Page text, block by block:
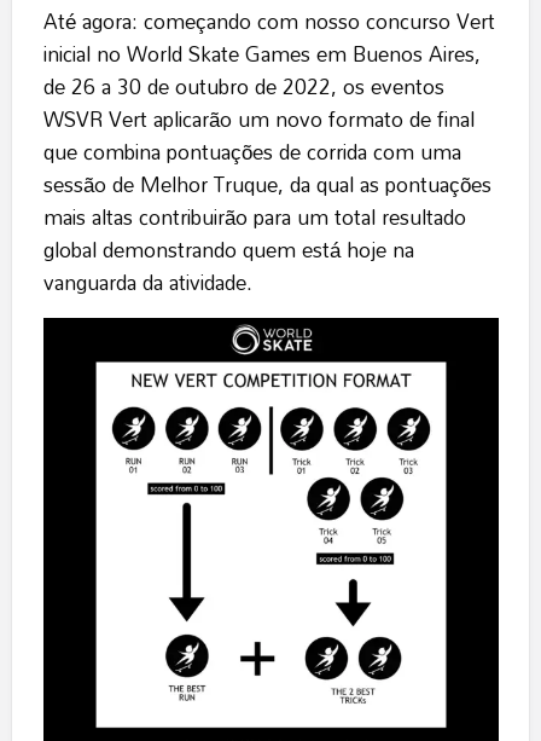
Até agora: começando com nosso concurso Vert
inicial no World Skate Games em Buenos Aires,
de 26 a 30 de outubro de 2022, os eventos
WSVR Vert aplicarão um novo formato de final
que combina pontuações de corrida com uma
sessão de Melhor Truque, da qual as pontuações
mais altas contribuirão para um total resultado
global demonstrando quem está hoje na
vanguarda da atividade.